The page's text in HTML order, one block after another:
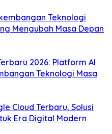
Teknologi
Mengubah Masa Depan
2026: Platform AI
Teknologi Masa
Cloud Terbaru, Solusi
Era Digital Modern